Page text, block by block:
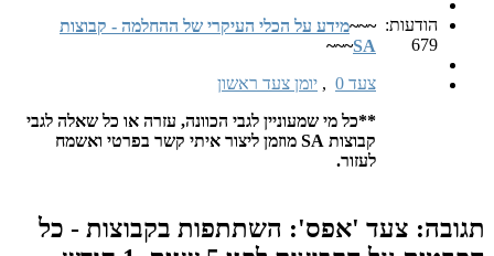
הודעות:
679
~~~מידע על הכלי העיקרי של ההחלמה - קבוצות
SA
~~~
צעד 0
, יומן צעד ראשון
**כל מי שמעוניין לגבי הכוונה, עזרה או כל שאלה לגבי
קבוצות SA מוזמן ליצור איתי קשר בפרטי ואשמח
לעזור.
תגובה: צעד 'אפס': השתתפות בקבוצות - כל